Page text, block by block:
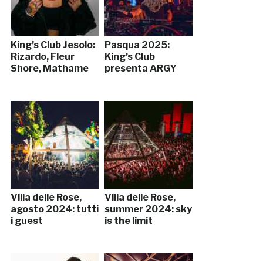
King’s Club Jesolo:
Rizardo, Fleur
Shore, Mathame
Pasqua 2025:
King’s Club
presenta ARGY
Villa delle Rose,
agosto 2024: tutti
i guest
Villa delle Rose,
summer 2024: sky
is the limit